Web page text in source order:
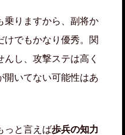
りますから、副将か
けでもかなり優秀。関
し、攻撃ステは高く
開いてない可能性はあ
っと言えば歩兵の知力